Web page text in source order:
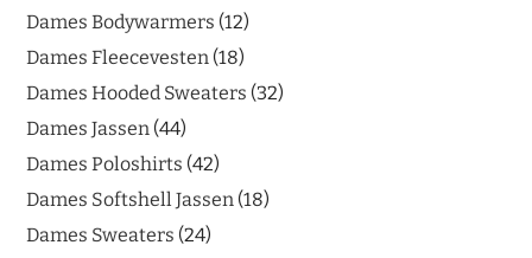
Dames Bodywarmers 12
Dames Fleecevesten 18
Dames Hooded Sweaters 32
Dames Jassen 44
Dames Poloshirts 42
Dames Softshell Jassen 18
Dames Sweaters 24